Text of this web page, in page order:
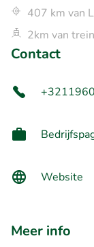
407 km van
2km van
Contact
Website
Meer info